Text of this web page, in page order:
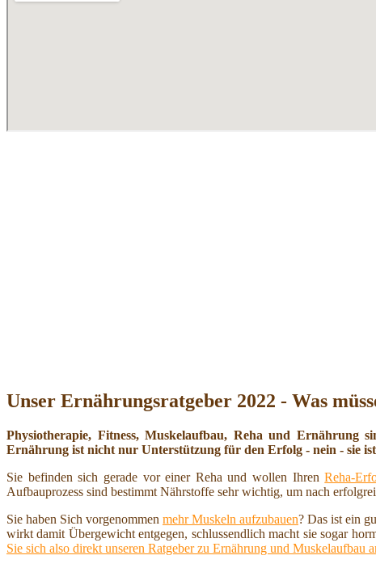
Unser Ernährungsratgeber 2022 - Was
Physiotherapie, Fitness, Muskelaufbau, Reha und Ernährung
Ernährung ist nicht nur Unterstützung für den Erfolg - nein - sie
Sie befinden sich gerade vor einer Reha und wollen IhrenReha-
Aufbauprozess sind bestimmt Nährstoffe sehr wichtig, um nach
Sie haben Sich vorgenommen mehr Muskeln aufzubauen? Das ist ein
wirkt damit Übergewicht entgegen, schlussendlich macht sie sogar
Sie sich also direkt unseren Ratgeber zu Ernährung und Muskelaufbau